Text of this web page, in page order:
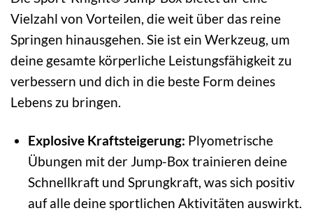
Vielzahl von Vorteilen, die weit über das reine
Springen hinausgehen. Sie ist ein Werkzeug, um
deine gesamte körperliche Leistungsfähigkeit zu
verbessern und dich in die beste Form deines
Lebens zu bringen.
Explosive Kraftsteigerung: Plyometrische
Übungen mit der Jump-Box trainieren deine
Schnellkraft und Sprungkraft, was sich positiv
auf alle deine sportlichen Aktivitäten auswirkt.